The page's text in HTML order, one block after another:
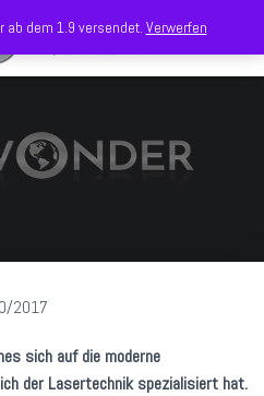
ab dem 1.9 versendet. Verwerfen
N
A
U
L
2017
sich auf die moderne
der Lasertechnik spezialisiert hat.